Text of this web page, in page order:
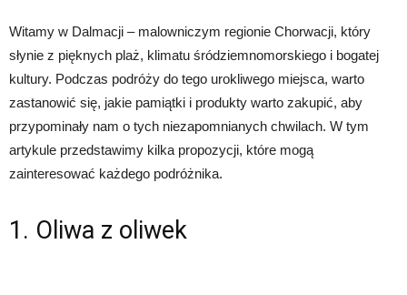
Witamy w Dalmacji – malowniczym regionie Chorwacji, który
słynie z pięknych plaż, klimatu śródziemnomorskiego i bogatej
kultury. Podczas podróży do tego urokliwego miejsca, warto
zastanowić się, jakie pamiątki i produkty warto zakupić, aby
przypominały nam o tych niezapomnianych chwilach. W tym
artykule przedstawimy kilka propozycji, które mogą
zainteresować każdego podróżnika.
1. Oliwa z oliwek